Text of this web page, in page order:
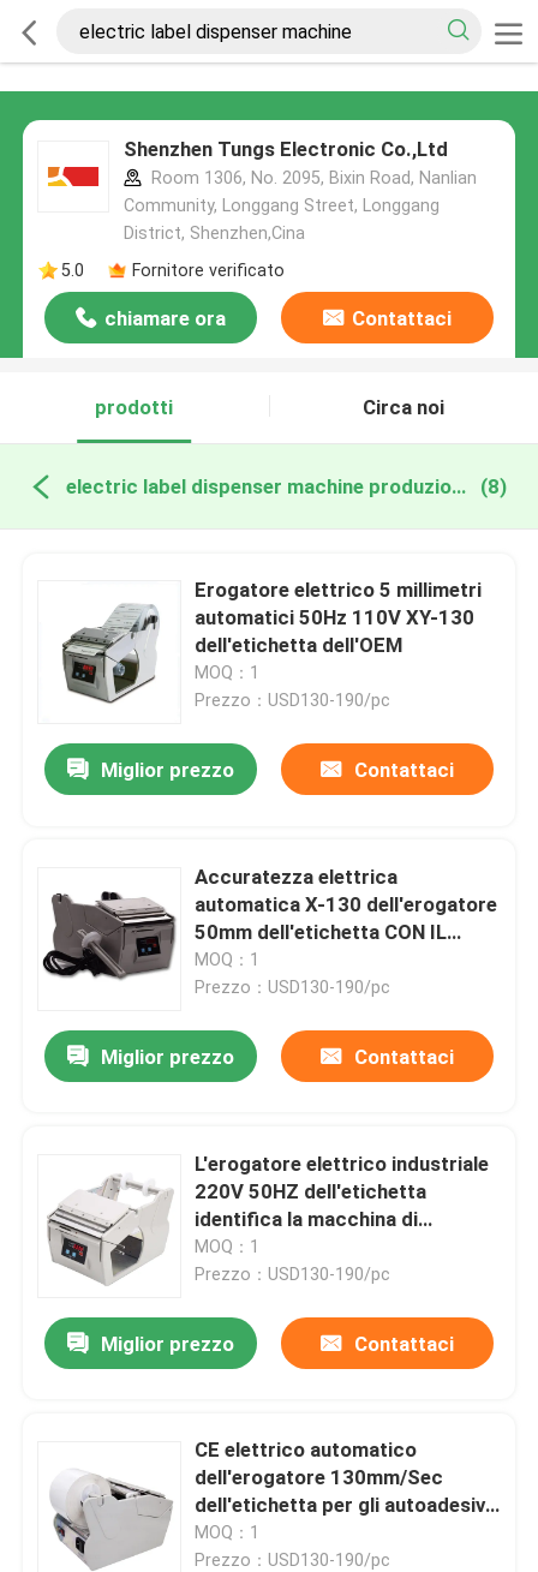
Shenzhen Tungs Electronic Co.,Ltd
Room 1306, No. 2095, Bixin Road, Nanlian
Community, Longgang Street, Longgang
District, Shenzhen,Cina
5.0
Fornitore verificato
chiamare ora Contattaci
prodotti Circa noi
electric label dispenser machine produzione online (8)
Erogatore elettrico 5 millimetri
automatici 50Hz 110V XY-130
dell'etichetta dell'OEM
MOQ：1
Prezzo：USD130-190/pc
Miglior prezzo Contattaci
Accuratezza elettrica
automatica X-130 dell'erogatore
50mm dell'etichetta CON IL
TAPPO
MOQ：1
Prezzo：USD130-190/pc
Miglior prezzo Contattaci
L'erogatore elettrico industriale
220V 50HZ dell'etichetta
identifica la macchina di
spogliatura
MOQ：1
Prezzo：USD130-190/pc
Miglior prezzo Contattaci
CE elettrico automatico
dell'erogatore 130mm/Sec
dell'etichetta per gli autoadesivi
trasparenti
MOQ：1
Prezzo：USD130-190/pc